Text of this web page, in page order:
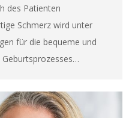
des Patienten
Schmerz wird unter
für die bequeme und